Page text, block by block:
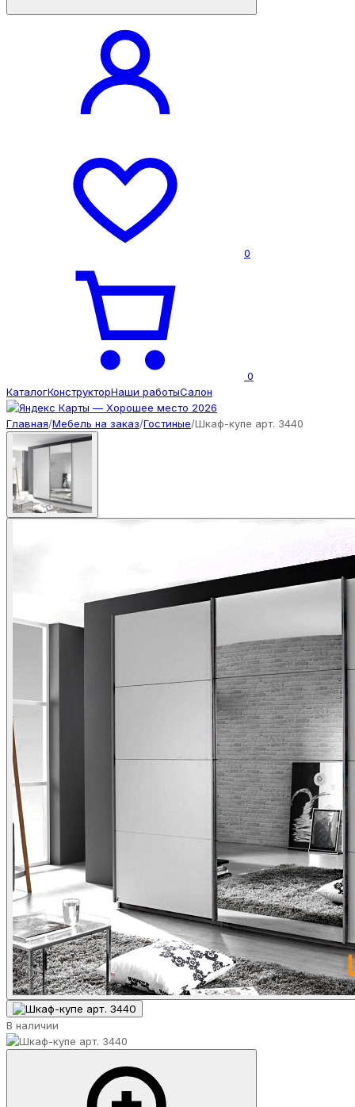
0
0
КаталогКонструкторНаши работыСалон
Главная/Мебель на заказ/Гостиные/Шкаф-купе арт. 3440
В наличии